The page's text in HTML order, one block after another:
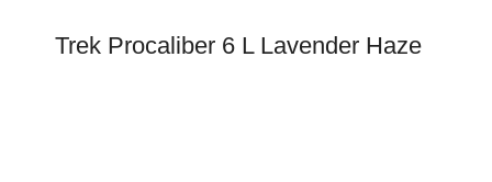
Trek Procaliber 6 L Lavender Haze